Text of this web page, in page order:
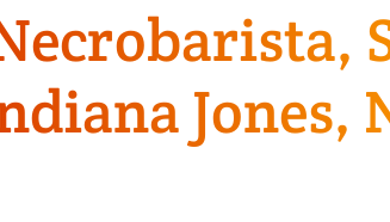
Jones,